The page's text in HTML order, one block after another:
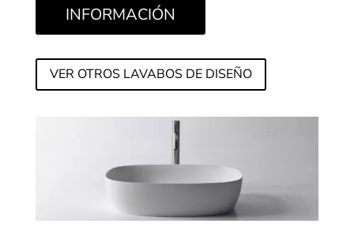
INFORMACIÓN
VER OTROS LAVABOS DE DISEÑO